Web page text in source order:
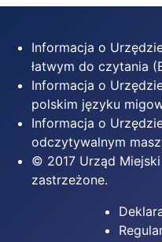
Informacja o
łatwym do czytania
Informacja o
polskim języku
Informacja o
odczytywalnym
© 2017 Urząd
zastrzeżone.